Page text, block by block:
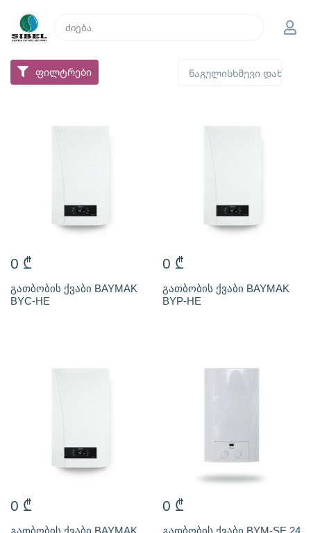
ფილტრები
0 ₾
გათბობის ქვაბი BAYMAK
BYC-HE
0 ₾
გათბობის ქვაბი BAYMAK
BYP-HE
0 ₾
გათბობის ქვაბი BAYMAK
0 ₾
გათბობის ქვაბი BYM-SE 24